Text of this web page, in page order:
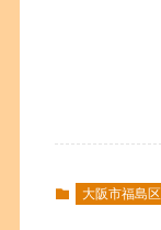
大阪市福島区